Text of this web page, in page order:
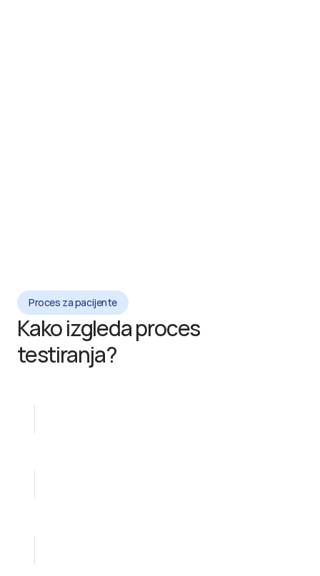
Proces za pacijente
Kako izgleda proces
testiranja?